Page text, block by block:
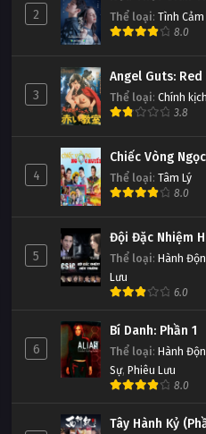
2 Thể loại: Tình Cảm
8.0
3
Angel Guts:
Thể loại: Chính kịch
3.8
4
Chiếc Vòng
Thể loại: Tâm Lý
8.0
5
Đội Đặc Nhiệm
Thể loại: Hành
Lưu
6.0
6
Bí Danh: Phần 1
Thể loại: Hành
Sự, Phiêu Lưu
8.0
Tây Hành Kỷ